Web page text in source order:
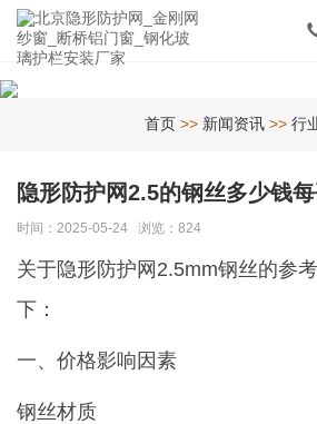
首页 >> 新闻资讯 >> 行
隐形防护网2.5的钢丝多少钱
时间：2025-05-24 浏览：824
关于隐形防护网2.5mm钢丝的参
下：
一、价格影响因素
钢丝材质